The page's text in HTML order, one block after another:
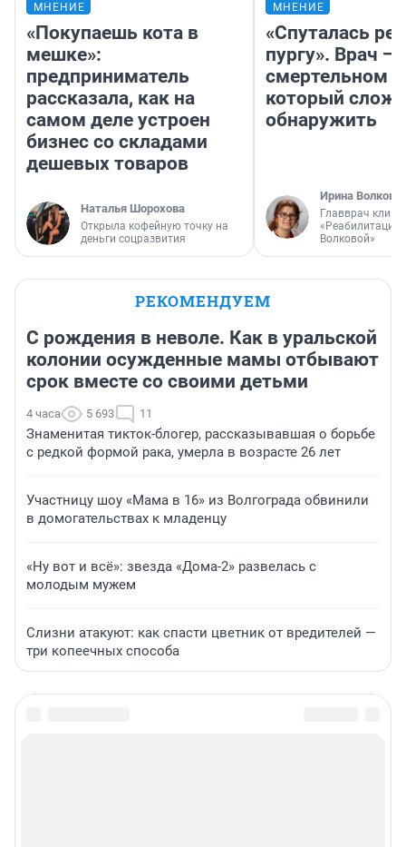
МНЕНИЕ
«Покупаешь кота в
мешке»:
предприниматель
рассказала, как на
самом деле устроен
бизнес со складами
дешевых товаров
Наталья Шорохова
Открыла кофейную точку на
деньги соцразвития
МНЕНИЕ
«Спуталась
пургу». Врач —
смертельном
который
обнаружить
Ирина Волкова
Главврач
«Реабилитация
Волковой»
РЕКОМЕНДУЕМ
С рождения в неволе. Как в уральской
колонии осужденные мамы отбывают
срок вместе со своими детьми
4 часа 5 693 11
Знаменитая тикток-блогер, рассказывавшая о борьбе
с редкой формой рака, умерла в возрасте 26 лет
Участницу шоу «Мама в 16» из Волгограда обвинили
в домогательствах к младенцу
«Ну вот и всё»: звезда «Дома-2» развелась с
молодым мужем
Слизни атакуют: как спасти цветник от вредителей —
три копеечных способа